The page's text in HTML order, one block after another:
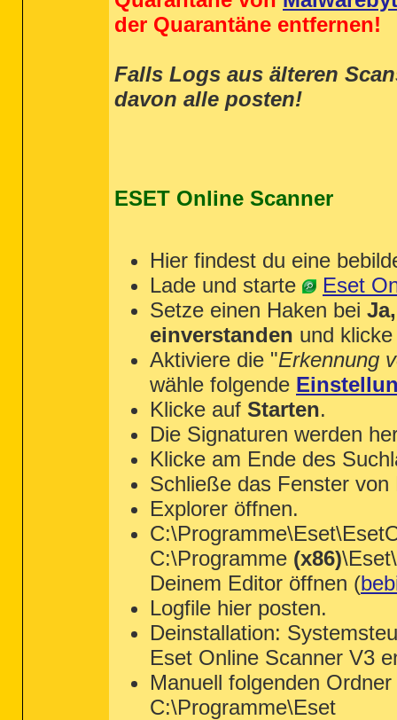
der Quarantäne entfernen!
Falls Logs aus älteren
davon alle posten!
ESET Online Scanner
Hier findest du eine
Lade und starte
Eset
Setze einen Haken bei
einverstanden und
Aktiviere die "Erkennung
wähle folgende
Klicke auf Starten.
Die Signaturen werden
Klicke am Ende des
Schließe das Fenster von
Explorer öffnen.
C:\Programme (x86)
Deinem Editor öffnen (
Logfile hier posten.
Deinstallation:
Eset Online Scanner V3
Manuell folgenden
C:\Programme\Eset